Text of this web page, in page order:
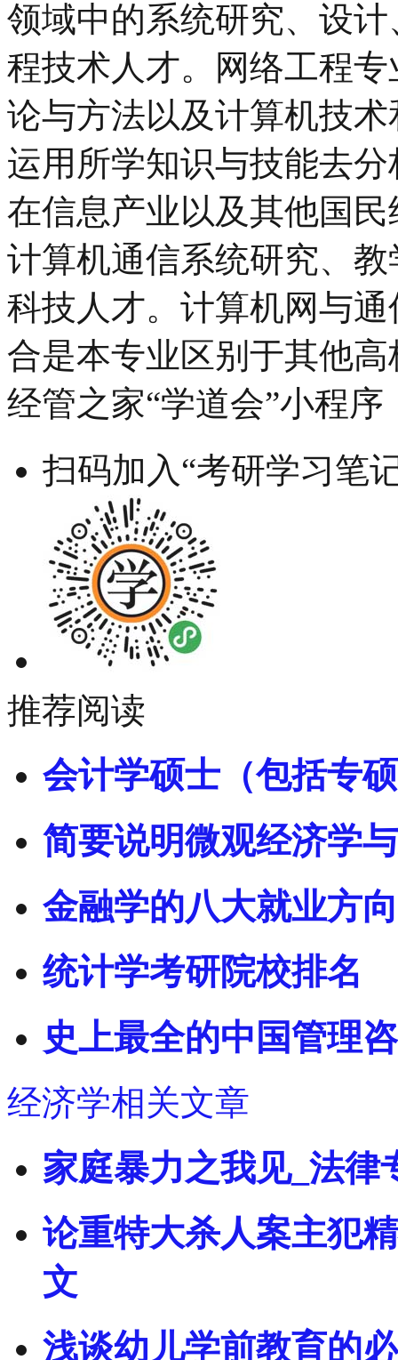
领域中的系统研究、设
程技术人才。网络工程
论与方法以及计算机技
运用所学知识与技能去
在信息产业以及其他国
计算机通信系统研究、
科技人才。计算机网与
合是本专业区别于其他
经管之家“学道会”小程序
扫码加入“考研学习笔
推荐阅读
会计学硕士（包括专
简要说明微观经济学
金融学的八大就业方
统计学考研院校排名
史上最全的中国管理
经济学相关文章
家庭暴力之我见_法律
论重特大杀人案主犯
文
浅谈幼儿学前教育的